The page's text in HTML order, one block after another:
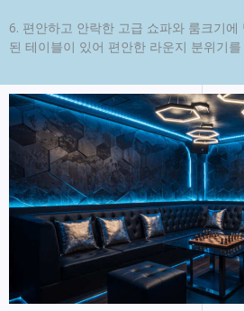
6. 편안하고 안락한 고급 쇼파와 룸크기
된 테이블이 있어 편안한 라운지 분위기